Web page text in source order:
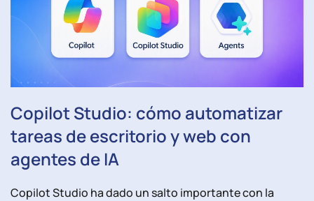
Copilot Studio: cómo automatizar
tareas de escritorio y web con
agentes de IA
Copilot Studio ha dado un salto importante con la